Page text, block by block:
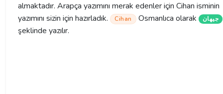
almaktadır. Arapça yazımını merak edenler için Cihan isminin
yazımını sizin için hazırladık.
Cihan Osmanlıca olarak جیهان
şeklinde yazılır.